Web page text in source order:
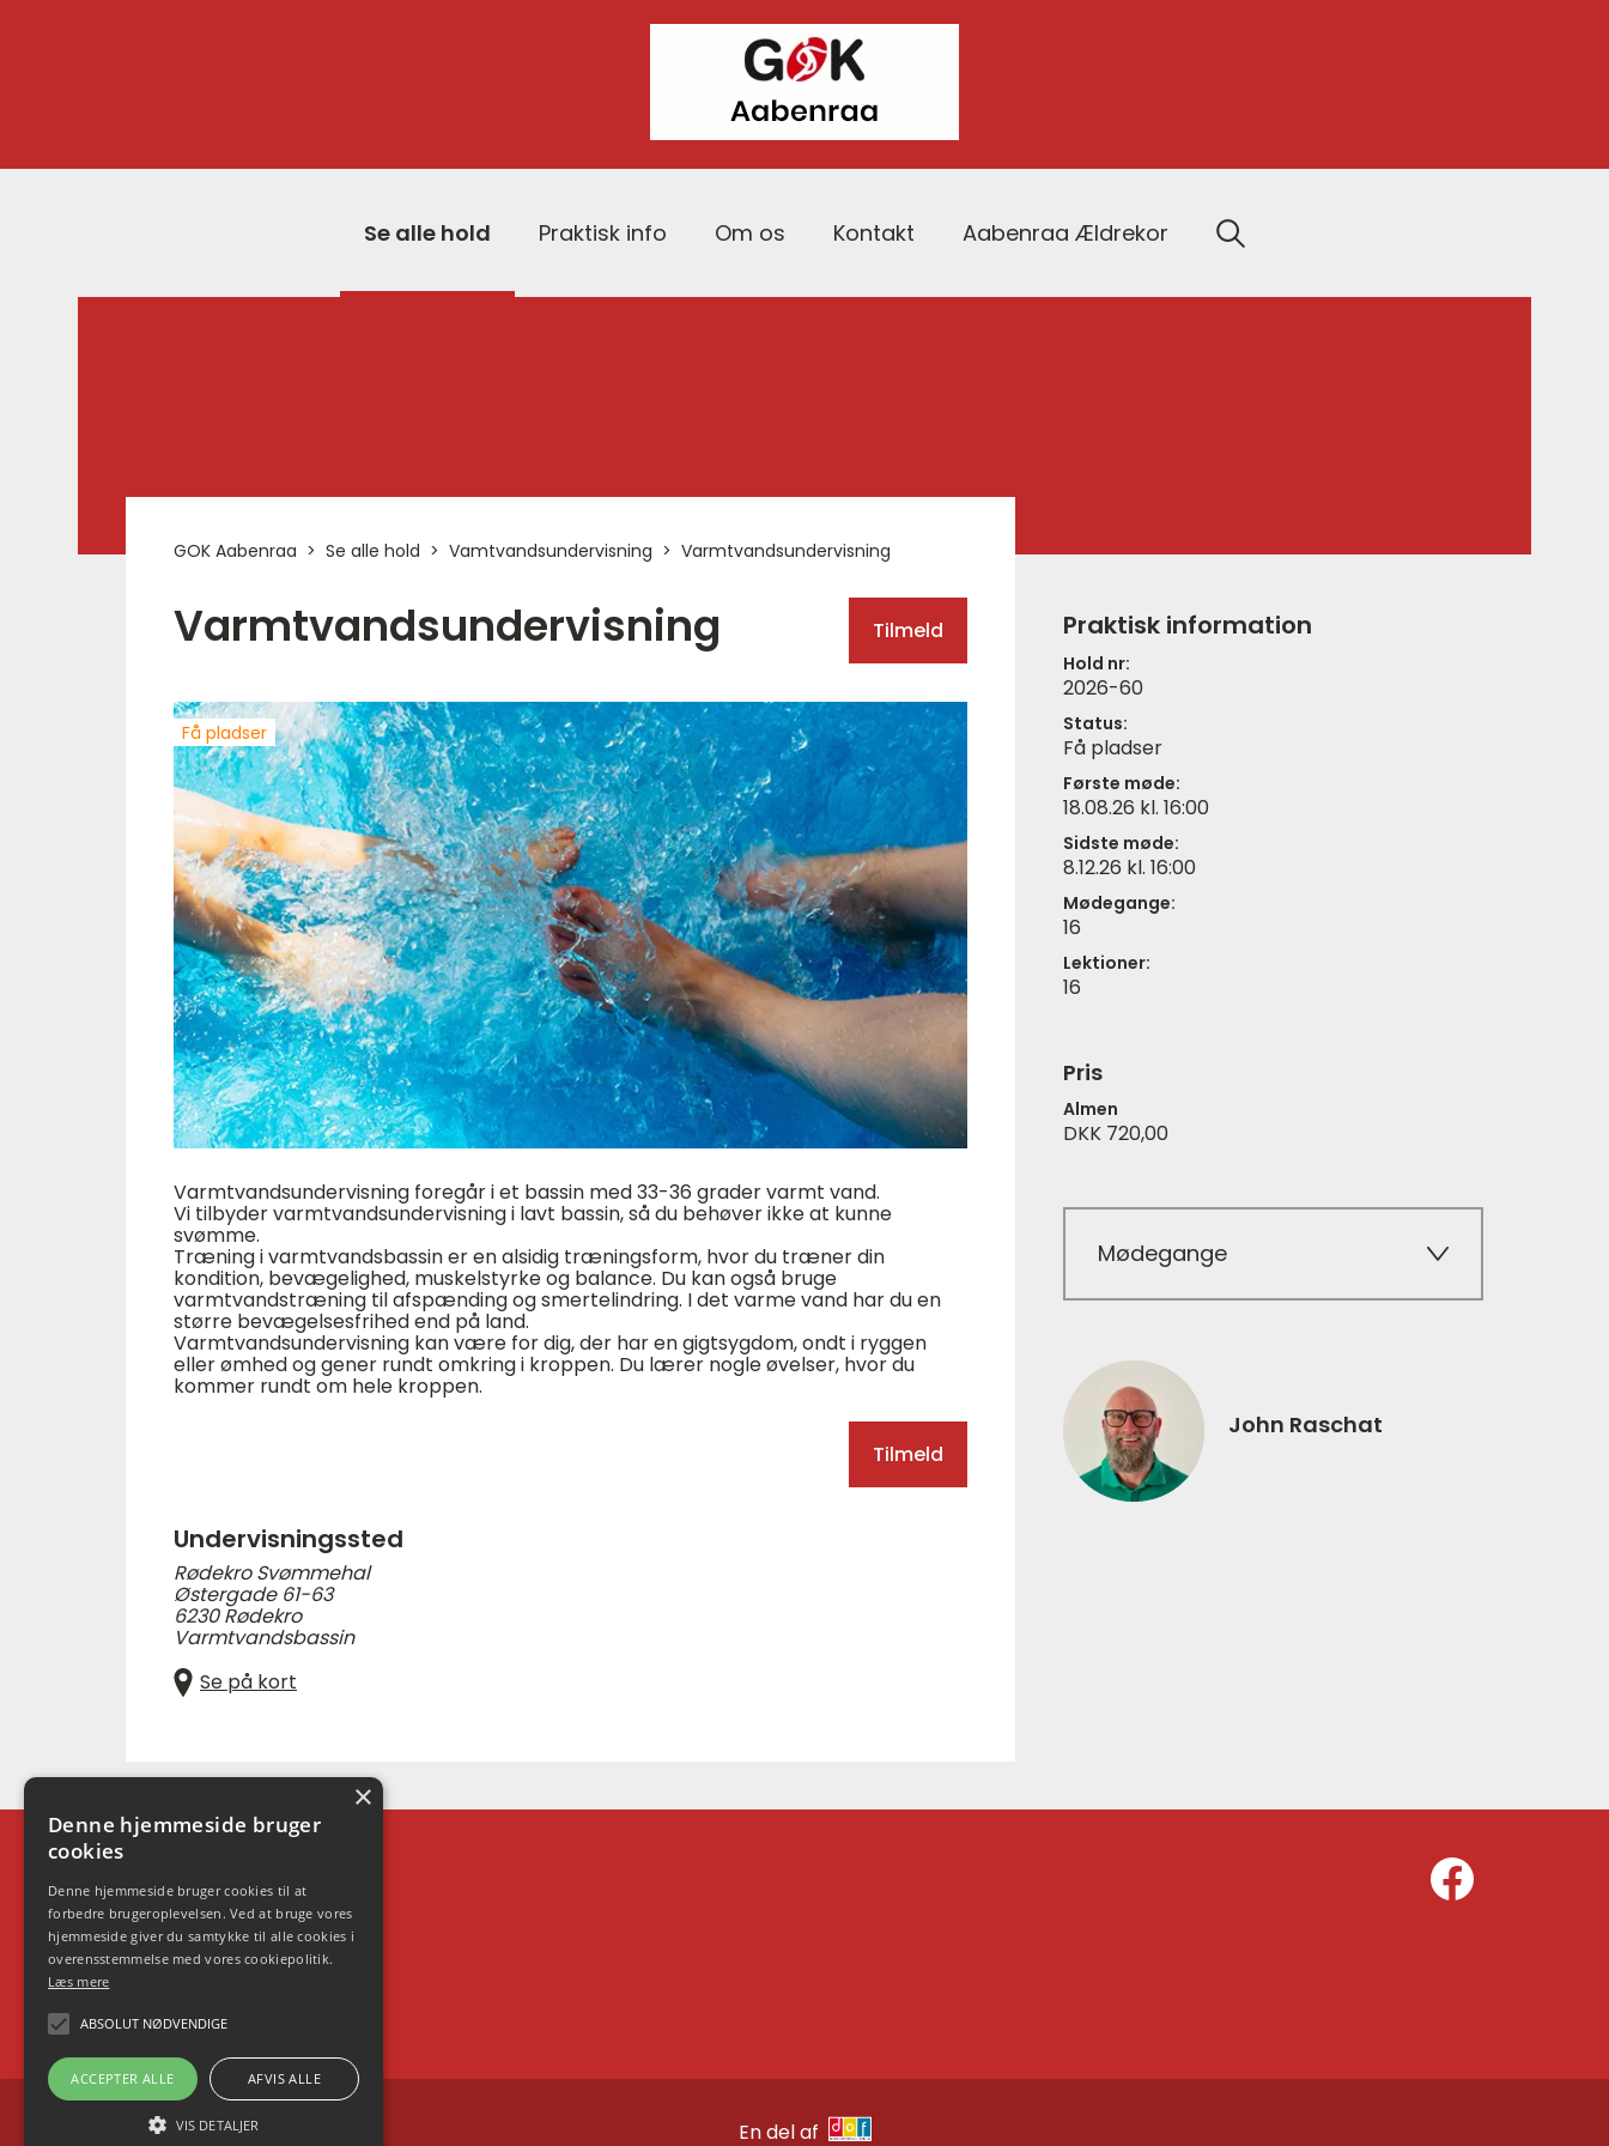
Se alle hold Praktisk info Om os Kontakt Aabenraa Ældrekor
GOK Aabenraa Se alle hold Vamtvandsundervisning Varmtvandsundervisning
Varmtvandsundervisning Tilmeld
Få pladser
Varmtvandsundervisning foregår i et bassin med 33-36 grader varmt vand.
Vi tilbyder varmtvandsundervisning i lavt bassin, så du behøver ikke at kunne
svømme.
Træning i varmtvandsbassin er en alsidig træningsform, hvor du træner din
kondition, bevægelighed, muskelstyrke og balance. Du kan også bruge
varmtvandstræning til afspænding og smertelindring. I det varme vand har du en
større bevægelsesfrihed end på land.
Varmtvandsundervisning kan være for dig, der har en gigtsygdom, ondt i ryggen
eller ømhed og gener rundt omkring i kroppen. Du lærer nogle øvelser, hvor du
kommer rundt om hele kroppen.
Tilmeld
Undervisningssted
Rødekro Svømmehal
Østergade 61-63
6230 Rødekro
Varmtvandsbassin
Se på kort
Praktisk information
Hold nr:
2026-60
Status:
Få pladser
Første møde:
18.08.26 kl. 16:00
Sidste møde:
8.12.26 kl. 16:00
Mødegange:
16
Lektioner:
16
Pris
Almen
DKK 720,00
Mødegange
John Raschat
Skoleleder Henrik Pallesen
Mail:info@gokaabenraa.dk
Mobil: 53 39 89 18
CVR: 32376169
En del af
×
Denne hjemmeside bruger
cookies
Denne hjemmeside bruger cookies til at
forbedre brugeroplevelsen. Ved at bruge vores
hjemmeside giver du samtykke til alle cookies i
overensstemmelse med vores cookiepolitik.
Læs mere
ABSOLUT NØDVENDIGE
ACCEPTER ALLE AFVIS ALLE
VIS DETALJER